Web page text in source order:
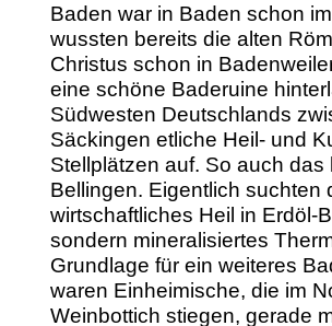
Baden war in Baden schon
wussten bereits die alten
Christus schon in
eine schöne Baderuine
Südwesten Deutschlands
Säckingen etliche Heil- und
Stellplätzen auf. So auch
Bellingen. Eigentlich suchten
wirtschaftliches Heil in Erdöl-
sondern mineralisiertes
Grundlage für ein weiteres
waren Einheimische, die im
Weinbottich stiegen, gerade